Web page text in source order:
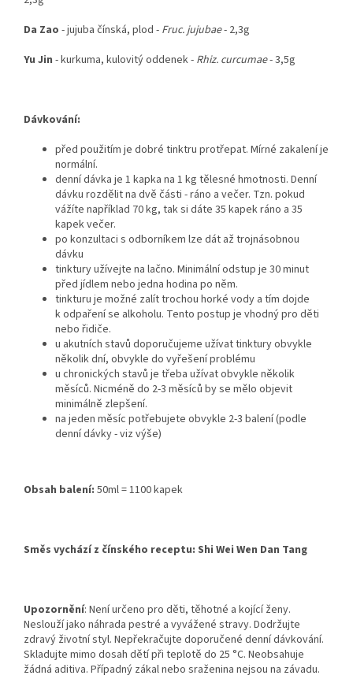
Da Zao - jujuba čínská, plod - Fruc. jujubae- 2,3g
Yu Jin - kurkuma, kulovitý oddenek - Rhiz. curcumae- 3,5g
Dávkování:
před použitím je dobré tinktru protřepat. Mírné zakalení je
normální.
denní dávka je 1 kapka na 1 kg tělesné hmotnosti. Denní
dávku rozdělit na dvě části - ráno a večer. Tzn. pokud
vážíte například 70 kg, tak si dáte 35 kapek ráno a 35
kapek večer.
po konzultaci s odborníkem lze dát až trojnásobnou
dávku
tinktury užívejte na lačno. Minimální odstup je 30 minut
před jídlem nebo jedna hodina po něm.
tinkturu je možné zalít trochou horké vody a tím dojde
k odpaření se alkoholu. Tento postup je vhodný pro děti
nebo řidiče.
u akutních stavů doporučujeme užívat tinktury obvykle
několik dní, obvykle do vyřešení problému
u chronických stavů je třeba užívat obvykle několik
měsíců. Nicméně do 2-3 měsíců by se mělo objevit
minimálně zlepšení.
na jeden měsíc potřebujete obvykle 2-3 balení (podle
denní dávky - viz výše)
Obsah balení: 50ml = 1100 kapek
Směs vychází z čínského receptu: Shi Wei Wen Dan Tang
Upozornění: Není určeno pro děti, těhotné a kojící ženy.
Neslouží jako náhrada pestré a vyvážené stravy. Dodržujte
zdravý životní styl. Nepřekračujte doporučené denní dávkování.
Skladujte mimo dosah dětí při teplotě do 25 °C. Neobsahuje
žádná aditiva. Případný zákal nebo sraženina nejsou na závadu.